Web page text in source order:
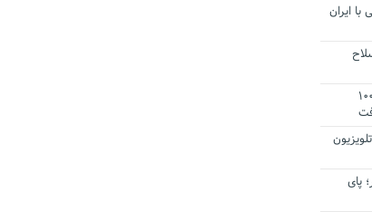
ایران
آستانه الزام به دریافت صورت های مالی به ۱۰۰
پای